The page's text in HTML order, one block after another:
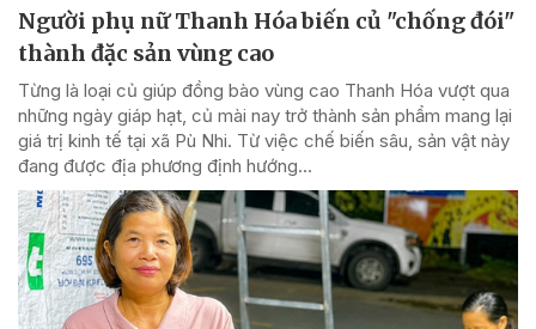
Người phụ nữ Thanh Hóa biến củ "chống đói"
thành đặc sản vùng cao
Từng là loại củ giúp đồng bào vùng cao Thanh Hóa vượt qua
những ngày giáp hạt, củ mài nay trở thành sản phẩm mang lại
giá trị kinh tế tại xã Pù Nhi. Từ việc chế biến sâu, sản vật này
đang được địa phương định hướng...